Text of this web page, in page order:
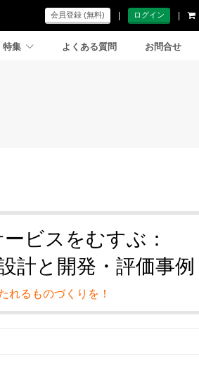
会員登録 (無料) | ログイン |
特集 よくある質問 お問合せ
ビスをむすぶ：
計と開発・評価事例
れるものづくりを！